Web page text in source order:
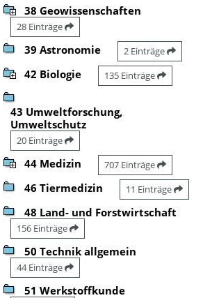
38 Geowissenschaften
28 Einträge
39 Astronomie 2 Einträge
42 Biologie 135 Einträge
43 Umweltforschung,
Umweltschutz
20 Einträge
44 Medizin 707 Einträge
46 Tiermedizin 11 Einträge
48 Land- und Forstwirtschaft
156 Einträge
50 Technik allgemein
44 Einträge
51 Werkstoffkunde